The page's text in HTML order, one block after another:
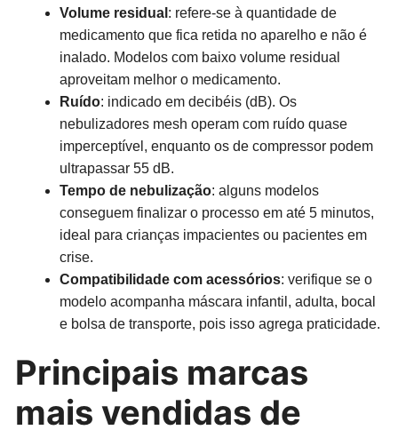
Volume residual : refere-se à quantidade de
medicamento que fica retida no aparelho e não é
inalado. Modelos com baixo volume residual
aproveitam melhor o medicamento.
Ruído: indicado em decibéis (dB). Os
nebulizadores mesh operam com ruído quase
imperceptível, enquanto os de compressor podem
ultrapassar 55 dB.
Tempo de nebulização: alguns modelos
conseguem finalizar o processo em até 5 minutos,
ideal para crianças impacientes ou pacientes em
crise.
Compatibilidade com acessórios: verifique se o
modelo acompanha máscara infantil, adulta, bocal
e bolsa de transporte, pois isso agrega praticidade.
Principais marcas
mais vendidas de